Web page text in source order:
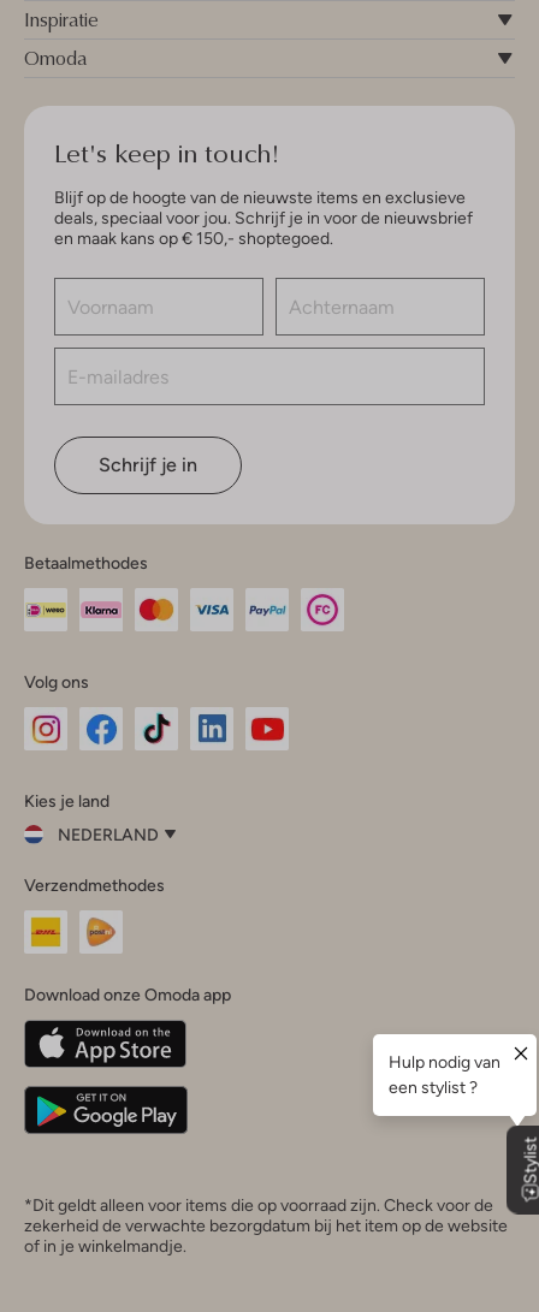
Inspiratie
Omoda
Let's keep in touch!
Blijf op de hoogte van de nieuwste items en exclusieve
deals, speciaal voor jou. Schrijf je in voor de nieuwsbrief
en maak kans op € 150,- shoptegoed.
Schrijf je in
Betaalmethodes
Volg ons
InstagramFacebook
Kies je land
NEDERLAND
je
land
Nederland
Belgique(Français)
Deutschland
Verzendmethodes
Download onze Omoda app
*Dit geldt alleen voor items die op voorraad zijn. Check voor de
zekerheid de verwachte bezorgdatum bij het item op de website
of in je winkelmandje.